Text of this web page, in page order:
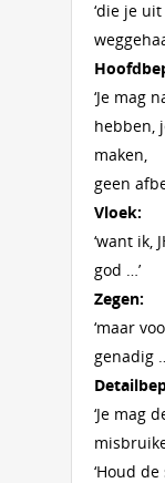
‘die je
‘Je mag
hebben,
maken,
geen
Vloek:
‘want ik,
god …’
Zegen:
‘maar
genadig
‘Je mag
‘Houd